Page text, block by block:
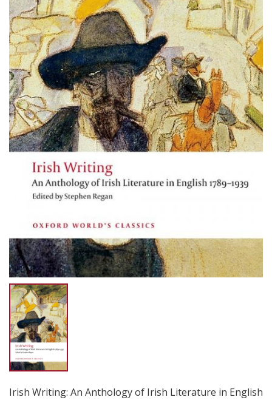
Irish Writing: An Anthology of Irish Literature in English